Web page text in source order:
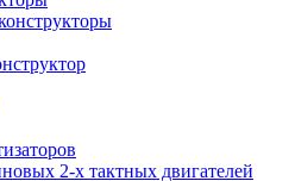
2-х тактных двигателей